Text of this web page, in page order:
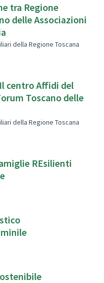
tra Regione
delle Associazioni
della Regione Toscana
centro Affidi del
Toscano delle
della Regione Toscana